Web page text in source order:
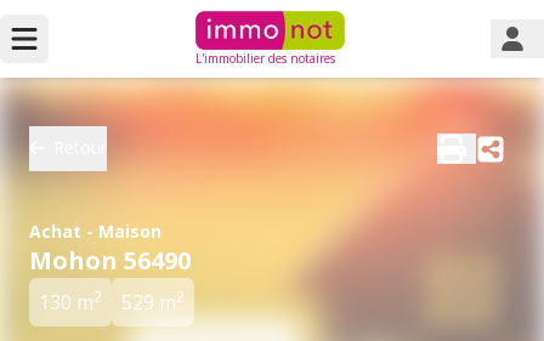
L'immobilier des notaires
Achat - Maison
Mohon 56490
130 m2 529 m2